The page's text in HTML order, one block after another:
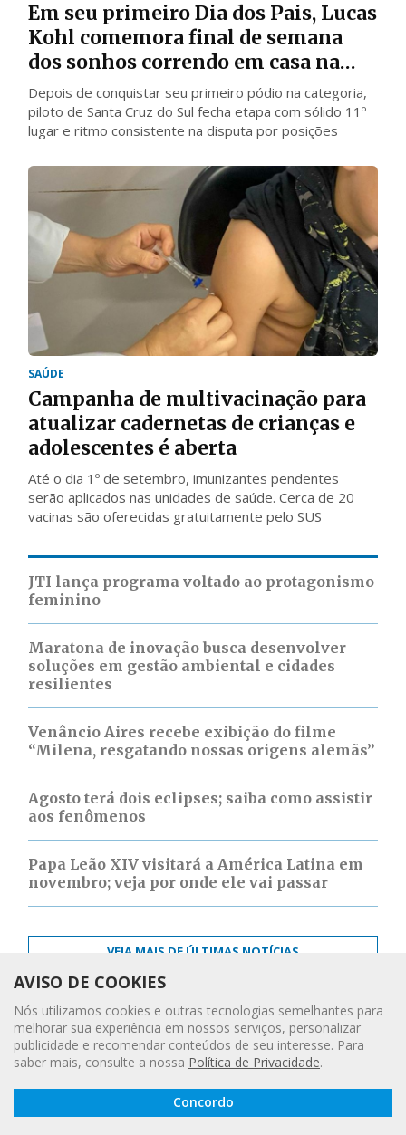
Leia a
Digital
Em seu primeiro Dia dos Pais, Lucas
Kohl comemora final de semana
dos sonhos correndo em casa na
Stock Car
Depois de conquistar seu primeiro pódio na categoria,
piloto de Santa Cruz do Sul fecha etapa com sólido 11º
lugar e ritmo consistente na disputa por posições
SAÚDE
Campanha de multivacinação para
atualizar cadernetas de crianças e
adolescentes é aberta
Até o dia 1º de setembro, imunizantes pendentes
serão aplicados nas unidades de saúde. Cerca de 20
vacinas são oferecidas gratuitamente pelo SUS
JTI lança programa voltado ao protagonismo
feminino
Maratona de inovação busca desenvolver
soluções em gestão ambiental e cidades
resilientes
Venâncio Aires recebe exibição do filme
“Milena, resgatando nossas origens alemãs”
Agosto terá dois eclipses; saiba como assistir
aos fenômenos
Papa Leão XIV visitará a América Latina em
novembro; veja por onde ele vai passar
VEJA MAIS DE ÚLTIMAS NOTÍCIAS
AVISO DE COOKIES
Nós utilizamos cookies e outras tecnologias semelhantes para
melhorar sua experiência em nossos serviços, personalizar
publicidade e recomendar conteúdos de seu interesse. Para
saber mais, consulte a nossa Política de Privacidade.
Concordo